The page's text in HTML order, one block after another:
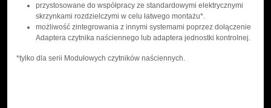
przystosowane do współpracy ze standardowymi elektrycznymi
skrzynkami rozdzielczymi w celu łatwego montażu*.
możliwość zintegrowania z innymi systemami poprzez dołączenie
Adaptera czytnika naściennego lub adaptera jednostki kontrolnej.
*tylko dla serii Modułowych czytników naściennych.